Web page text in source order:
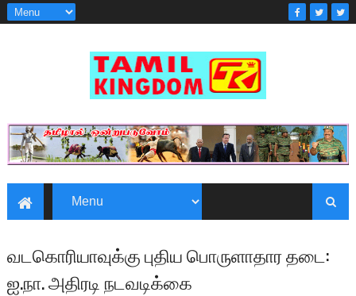
வடகொரியாவுக்கு புதிய பொருளாதார தடை:
ஐ.நா. அதிரடி நடவடிக்கை